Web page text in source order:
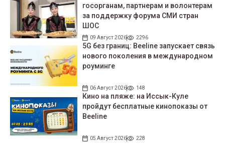
госорганам, партнерам и волонтерам
за поддержку форума СМИ стран
ШОС
09 Август 2026 2296
5G без границ: Beeline запускает связь
нового поколения в международном
роуминге
06 Август 2026 148
Кино на пляже: на Иссык-Куле
пройдут беcплатные кинопоказы от
Beeline
05 Август 2026 228